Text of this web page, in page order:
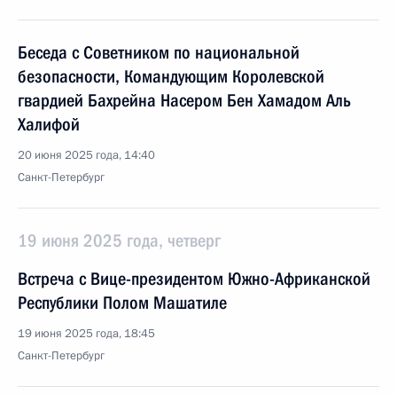
Беседа с Советником по национальной
безопасности, Командующим Королевской
гвардией Бахрейна Насером Бен Хамадом Аль
Халифой
20 июня 2025 года, 14:40
Санкт-Петербург
19 июня 2025 года, четверг
Встреча с Вице-президентом Южно-Африканской
Республики Полом Машатиле
19 июня 2025 года, 18:45
Санкт-Петербург